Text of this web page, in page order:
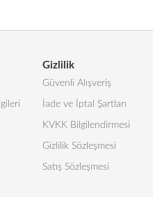
Gizlilik
Güvenli Alışveriş
İade ve İptal Şartları
KVKK Bilgilendirmesi
Gizlilik Sözleşmesi
Satış Sözleşmesi